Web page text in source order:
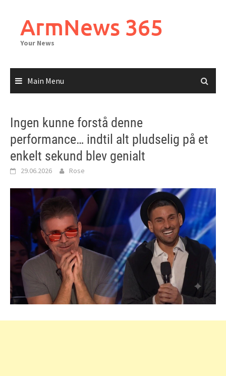
contentArmNews 365
Your News
Main Menu
Ingen kunne forstå denne
performance… indtil alt pludselig på et
enkelt sekund blev genialt
29.06.2026 Rose